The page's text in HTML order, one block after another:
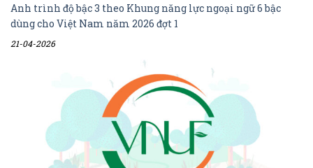
Anh trình độ bậc 3 theo Khung năng lực ngoại ngữ 6 bậc
dùng cho Việt Nam năm 2026 đợt 1
21-04-2026